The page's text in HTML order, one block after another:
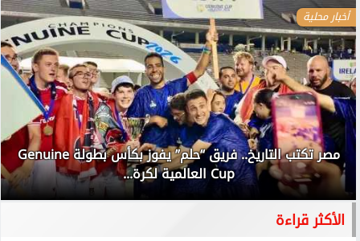
أخبار محلية
مصر تكتب التاريخ.. فريق “حلم” يفوز بكأس بطولة Genuine
Cup العالمية لكرة...
الأكثر قراءة